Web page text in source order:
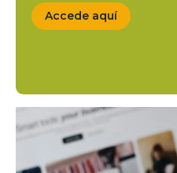
Accede aquí